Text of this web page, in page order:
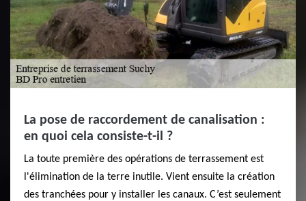
La pose de raccordement de canalisation :
en quoi cela consiste-t-il ?
La toute première des opérations de terrassement est
l'élimination de la terre inutile. Vient ensuite la création
des tranchées pour y installer les canaux. C’est seulement